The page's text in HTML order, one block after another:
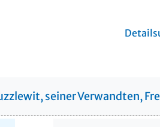
seiner Verwandten,